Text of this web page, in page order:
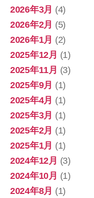
2026年3月 (4)
2026年2月 (5)
2026年1月 (2)
2025年12月 (1)
2025年11月 (3)
2025年9月 (1)
2025年4月 (1)
2025年3月 (1)
2025年2月 (1)
2025年1月 (1)
2024年12月 (3)
2024年10月 (1)
2024年8月 (1)